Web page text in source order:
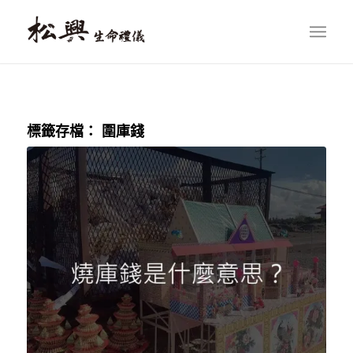
標籤存檔： 圍庫錢